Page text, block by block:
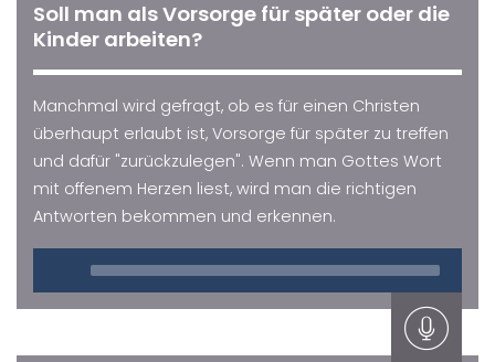
Soll man als Vorsorge für später oder die
Kinder arbeiten?
Manchmal wird gefragt, ob es für einen Christen
überhaupt erlaubt ist, Vorsorge für später zu treffen
und dafür "zurückzulegen". Wenn man Gottes Wort
mit offenem Herzen liest, wird man die richtigen
Antworten bekommen und erkennen.
Player